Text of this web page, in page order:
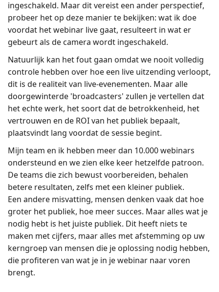
ingeschakeld. Maar dit vereist een ander perspectief,
probeer het op deze manier te bekijken: wat ik doe
voordat het webinar live gaat, resulteert in wat er
gebeurt als de camera wordt ingeschakeld.
Natuurlijk kan het fout gaan omdat we nooit volledig
controle hebben over hoe een live uitzending verloopt,
dit is de realiteit van live-evenementen. Maar alle
doorgewinterde 'broadcasters' zullen je vertellen dat
het echte werk, het soort dat de betrokkenheid, het
vertrouwen en de ROI van het publiek bepaalt,
plaatsvindt lang voordat de sessie begint.
Mijn team en ik hebben meer dan 10.000 webinars
ondersteund en we zien elke keer hetzelfde patroon.
De teams die zich bewust voorbereiden, behalen
betere resultaten, zelfs met een kleiner publiek.
Een andere misvatting, mensen denken vaak dat hoe
groter het publiek, hoe meer succes. Maar alles wat je
nodig hebt is het juiste publiek. Dit heeft niets te
maken met cijfers, maar alles met afstemming op uw
kerngroep van mensen die je oplossing nodig hebben,
die profiteren van wat je in je webinar naar voren
brengt.